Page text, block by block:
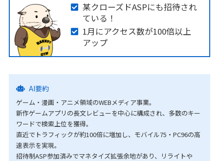
某クローズドASPにも招待され
ている！
1月にアクセス数が100倍以上
アップ
AI要約
ゲーム・漫画・アニメ領域のWEBメディア事業。
新作ゲームアプリの長文レビューを中心に構成され、多数のキー
ワードで検索上位を獲得。
直近でトラフィックが約100倍に増加し、モバイル75・PC96の高
速表示を実現。
招待制ASP参加済みでマネタイズ拡張余地があり、リライトや